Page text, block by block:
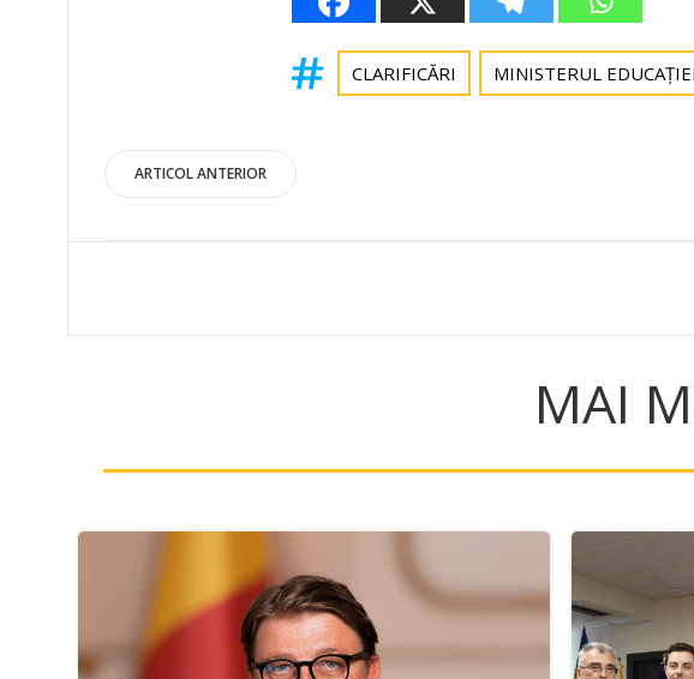
CLARIFICĂRI MINISTERUL
Post
navigation
ARTICOL ANTERIOR
MAI